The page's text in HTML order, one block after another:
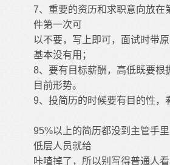
7、重要的资历和求职意向放在
件第一次可
以不要，写上即可，面试时带
基本没有用；
8、要有目标薪酬，高低既要根
目前形势。
9、投简历的时候要有目的性，
95%以上的简历都没到主管手
低层人员就给
咔喳掉了，所以别写得普通人